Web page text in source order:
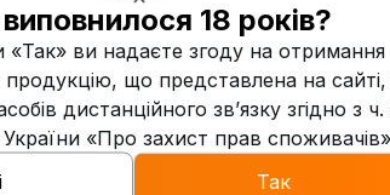
Кислота
0 Свежесть
4 Дымность
18 років?
ви надаєте згоду на отримання
продукцію, що представлена на сайті,
дистанційного зв’язку згідно з ч.
«Про захист прав
Так